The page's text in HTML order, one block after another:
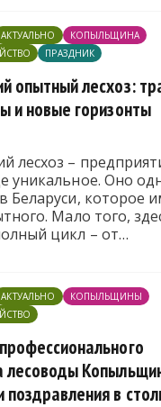
АКТУАЛЬНО
КОПЫЛЬЩИНА
ПРАЗДНИК
опытный лесхоз:
и новые горизонты
лесхоз –
уникальное. Оно
Беларуси, которое
Мало того,
цикл – от
АКТУАЛЬНО
КОПЫЛЬЩИНЫ
лесоводы
поздравления в